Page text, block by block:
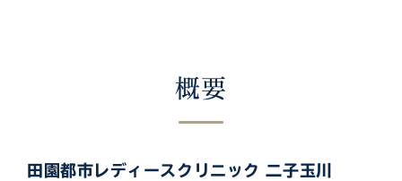
概要
田園都市レディースクリニック 二子玉川